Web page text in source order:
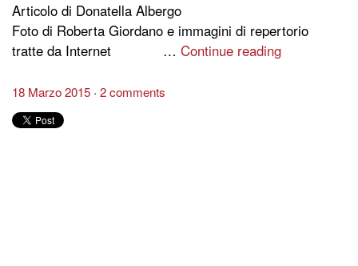
Articolo di Donatella Albergo
Foto di Roberta Giordano e immagini di repertorio
tratte da Internet … Continue reading
18 Marzo 2015 2 comments